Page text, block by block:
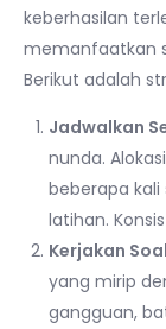
keberhasilan
memanfaatkan
Berikut adalah
Jadwalkan
nunda.
beberapa
latihan.
Kerjakan
yang mirip
gangguan,